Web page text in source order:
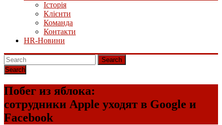
Історія
Клієнти
Команда
Контакти
HR-Новини
Search
Побег из яблока:
сотрудники Apple уходят в Google и
Facebook